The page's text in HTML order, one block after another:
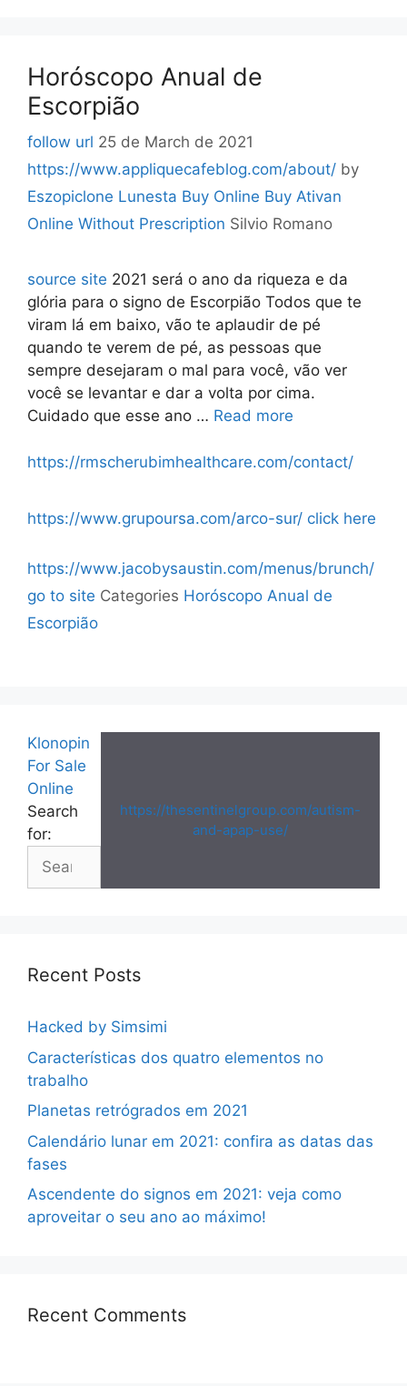
Horóscopo Anual de
Escorpião
follow url 25 de March de 2021
https://www.appliquecafeblog.com/about/ by
Eszopiclone Lunesta Buy Online Buy Ativan
Online Without Prescription Silvio Romano
source site 2021 será o ano da riqueza e da
glória para o signo de Escorpião Todos que te
viram lá em baixo, vão te aplaudir de pé
quando te verem de pé, as pessoas que
sempre desejaram o mal para você, vão ver
você se levantar e dar a volta por cima.
Cuidado que esse ano … Read more
https://rmscherubimhealthcare.com/contact/
https://www.grupoursa.com/arco-sur/ click here
https://www.jacobysaustin.com/menus/brunch/
go to site Categories Horóscopo Anual de
Escorpião
Klonopin
For Sale
Online
Search
for:
https://thesentinelgroup.com/autism-
and-apap-use/
Recent Posts
Hacked by Simsimi
Características dos quatro elementos no
trabalho
Planetas retrógrados em 2021
Calendário lunar em 2021: confira as datas das
fases
Ascendente do signos em 2021: veja como
aproveitar o seu ano ao máximo!
Recent Comments